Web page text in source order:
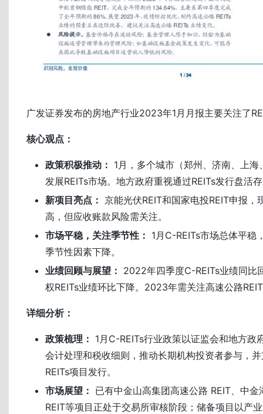
广发证券发布的房地产行业2023年1月月报主要关注了
核心观点：
政策积极推动： 1月，多个城市（郑州、济南、上
发展REITs市场。地方政府重视通过REITs发行盘活
新项目亮点： 京能光伏REIT和国家电投REIT申报，
高，但应收账款风险需关注。
市场平稳，关注季节性： 1月C-REITs市场总体平稳
季节性因素下降。
业绩回顾与展望： 2022年四季度C-REITs业绩同比
权REITs业绩环比下降。2023年需关注高速公路
详细分析：
政策梳理： 1月C-REITs行业政策以证监会和地方政
会计处理和税收细则，推动长期机构投资者参与，
REITs项目发行。
市场展望： 已有中金山高集团高速公路 REIT、中
REIT等项目正处于交易所审核阶段；储备项目以产